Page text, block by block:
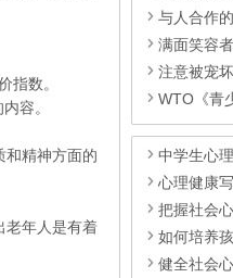
指数。
容。
精神方面的
年人是有着
与人合作
满面笑容
注意被宠
WTO《青少年心
中学生心理健
心理健康写入《
把握社会心
如何培养孩
健全社会心